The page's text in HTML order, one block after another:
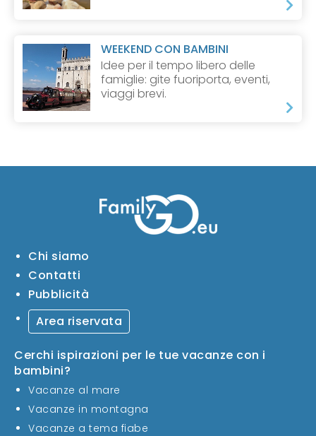
WEEKEND CON BAMBINI
Idee per il tempo libero delle
famiglie: gite fuoriporta, eventi,
viaggi brevi.
Chi siamo
Contatti
Pubblicità
Area riservata
Cerchi ispirazioni per le tue vacanze con i
bambini?
Vacanze al mare
Vacanze in montagna
Vacanze a tema fiabe